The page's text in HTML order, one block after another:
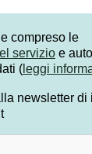
compreso le
servizio e
( leggi
newsletter di